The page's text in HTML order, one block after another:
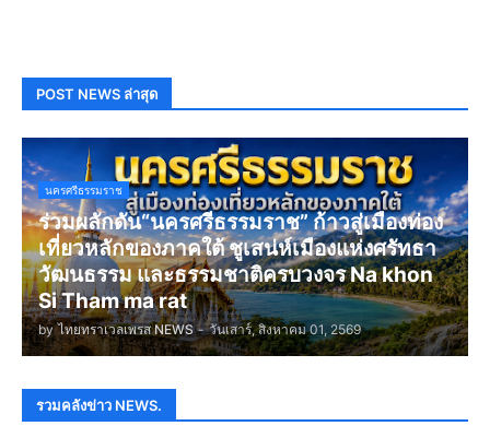
POST NEWS ล่าสุด
นครศรีธรรมราช
ร่วมผลักดัน“นครศรีธรรมราช” ก้าวสู่เมืองท่อง
เที่ยวหลักของภาคใต้ ชูเสน่ห์เมืองแห่งศรัทธา
วัฒนธรรม และธรรมชาติครบวงจร Na khon
Si Tham ma rat
by ไทยทราเวลเพรส NEWS - วันเสาร์, สิงหาคม 01, 2569
รวมคลังข่าว NEWS.